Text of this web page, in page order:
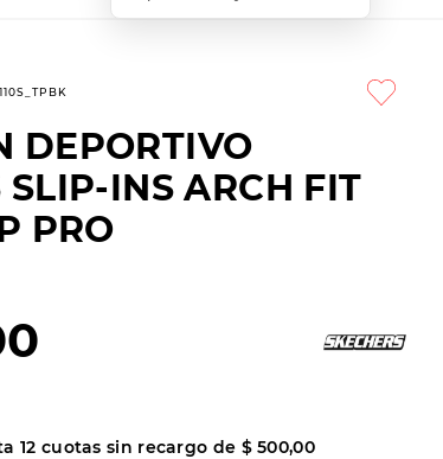
DEPORTIVO
SLIP-INS ARCH FIT
PRO
12 cuotas sin recargo de $ 500,00